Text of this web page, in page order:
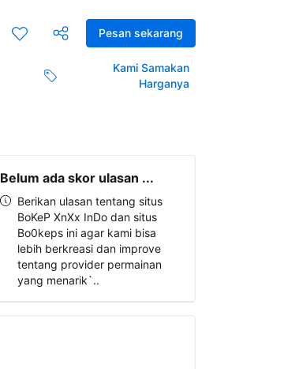
Pesan sekarang
Kami Samakan
Harganya
Belum ada skor ulasan ...
Berikan ulasan tentang situs
BoKeP XnXx InDo dan situs
Bo0keps ini agar kami bisa
lebih berkreasi dan improve
tentang provider permainan
yang menarik`..